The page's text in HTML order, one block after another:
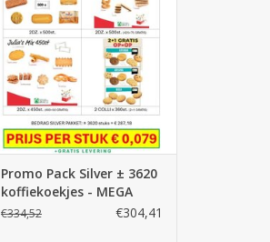
TOEVOEGEN AAN WINKELWAGEN
Promo Pack Silver ± 3620
koffiekoekjes - MEGA
DEAL
€334,52 €304,41